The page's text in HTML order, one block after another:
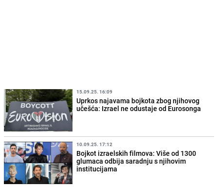
15.09.25. 16:09
Uprkos najavama bojkota zbog njihovog
učešća: Izrael ne odustaje od Eurosonga
10.09.25. 17:12
Bojkot izraelskih filmova: Više od 1300
glumaca odbija saradnju ​​s njihovim
institucijama